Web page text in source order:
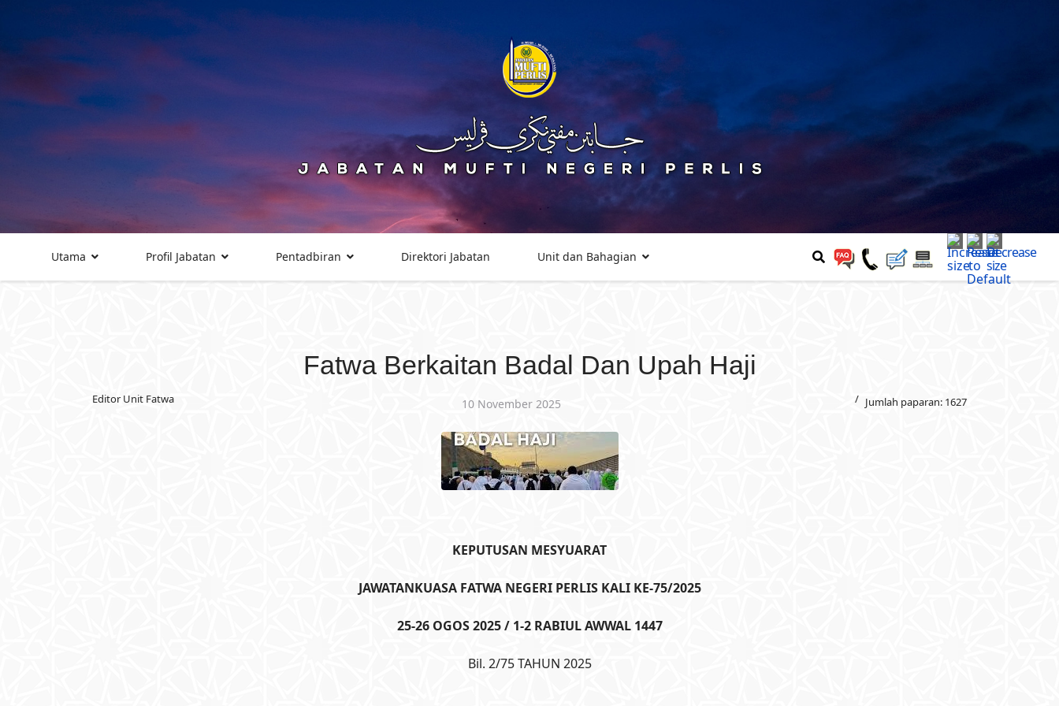
Utama Profil Jabatan Pentadbiran Direktori Jabatan Unit dan Bahagian
Fatwa Berkaitan Badal Dan Upah Haji
Editor Unit Fatwa 10 November 2025 Jumlah paparan: 1627
KEPUTUSAN MESYUARAT
JAWATANKUASA FATWA NEGERI PERLIS KALI KE-75/2025
25-26 OGOS 2025 / 1-2 RABIUL AWWAL 1447
Bil. 2/75 TAHUN 2025